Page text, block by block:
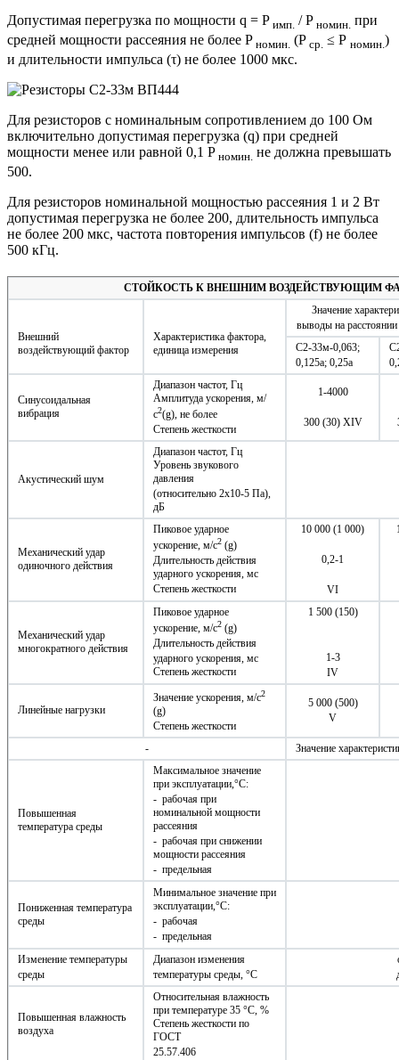
Допустимая перегрузка по мощности q = P имп. / P номин. при
средней мощности рассеяния не более P номин. (Р ср. ≤ Р номин.)
и длительности импульса (τ) не более 1000 мкс.
444
Для резисторов с номинальным сопротивлением до 100 Ом
включительно допустимая перегрузка (q) при средней
мощности менее или равной 0,1 Р номин. не должна превышать
500.
Для резисторов номинальной мощностью рассеяния 1 и 2 Вт
допустимая перегрузка не более 200, длительность импульса
не более 200 мкс, частота повторения импульсов (f) не более
500 кГц.
СТОЙКОСТЬ К ВНЕШНИМ ВОЗДЕЙСТВУЮЩИМ
Внешний
воздействующий фактор
Характеристика фактора,
единица измерения
Значение
выводы на
С2-33м-0,063;
0,125а; 0,25а
Синусоидальная
вибрация
Диапазон частот, Гц
Амплитуда ускорения, м/
с2(g), не более
Степень жесткости
1-4000
300 (30) XIV
Акустический шум
Диапазон частот, Гц
Уровень звукового
давления
(относительно 2х10-5 Па),
дБ
Механический удар
одиночного действия
Пиковое ударное
ускорение, м/с2 (g)
Длительность действия
ударного ускорения, мс
Степень жесткости
10 000 (1 000)
0,2-1
VI
Механический удар
многократного действия
Пиковое ударное
ускорение, м/с2 (g)
Длительность действия
ударного ускорения, мс
Степень жесткости
1 500 (150)
1-3
IV
Линейные нагрузки
Значение ускорения, м/с2
(g)
Степень жесткости
5 000 (500)
V
- Значение
Повышенная
температура среды
Максимальное значение
при эксплуатации,°С:
- рабочая при
номинальной мощности
рассеяния
- рабочая при снижении
мощности рассеяния
- предельная
Пониженная температура
среды
Минимальное значение при
эксплуатации,°С:
- рабочая
- предельная
Изменение температуры
среды
Диапазон изменения
температуры среды, °С
Повышенная влажность
воздуха
Относительная влажность
при температуре 35 °С, %
Степень жесткости по
ГОСТ
25.57.406